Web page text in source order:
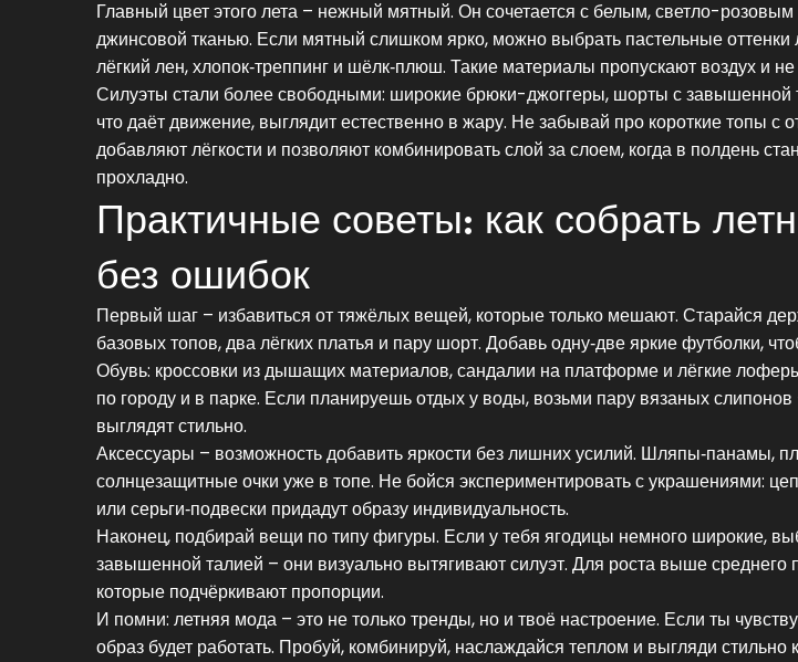
Главный цвет этого лета – нежный мятный. Он сочетается с белым, светло-
джинсовой тканью. Если мятный слишком ярко, можно выбрать пастельные оттенки
лёгкий лен, хлопок‑треппинг и шёлк‑плюш. Такие материалы пропускают воздух и не
Силуэты стали более свободными: широкие брюки-джоггеры, шорты с завышенной
что даёт движение, выглядит естественно в жару. Не забывай про короткие топы с
добавляют лёгкости и позволяют комбинировать слой за слоем, когда в полдень
прохладно.
Практичные советы: как собрать
без ошибок
Первый шаг – избавиться от тяжёлых вещей, которые только мешают. Старайся
базовых топов, два лёгких платья и пару шорт. Добавь одну‑две яркие футболки,
Обувь: кроссовки из дышащих материалов, сандалии на платформе и лёгкие
по городу и в парке. Если планируешь отдых у воды, возьми пару вязаных
выглядят стильно.
Аксессуары – возможность добавить яркости без лишних усилий. Шляпы‑панамы,
солнцезащитные очки уже в топе. Не бойся экспериментировать с украшениями:
или серьги‑подвески придадут образу индивидуальность.
Наконец, подбирай вещи по типу фигуры. Если у тебя ягодицы немного широкие,
завышенной талией – они визуально вытягивают силуэт. Для роста выше среднего
которые подчёркивают пропорции.
И помни: летняя мода – это не только тренды, но и твоё настроение. Если ты
образ будет работать. Пробуй, комбинируй, наслаждайся теплом и выгляди стильно